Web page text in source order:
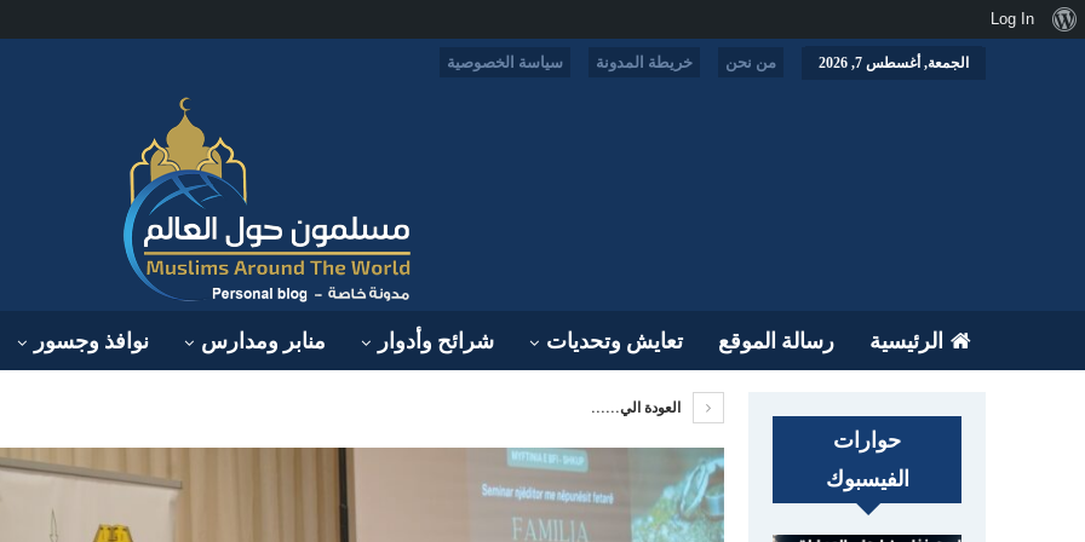
الجمعة, أغسطس 7, 2026 من نحن خريطة المدونة سياسة الخصوصية
الرئيسية رسالة الموقع تعايش وتحديات شرائح وأدوار منابر ومدارس نوافذ وجسور
العودة الي......
حوارات
الفيسبوك
نبذةLog In